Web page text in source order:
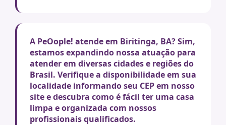
A PeOople! atende em Biritinga, BA? Sim,
estamos expandindo nossa atuação para
atender em diversas cidades e regiões do
Brasil. Verifique a disponibilidade em sua
localidade informando seu CEP em nosso
site e descubra como é fácil ter uma casa
limpa e organizada com nossos
profissionais qualificados.